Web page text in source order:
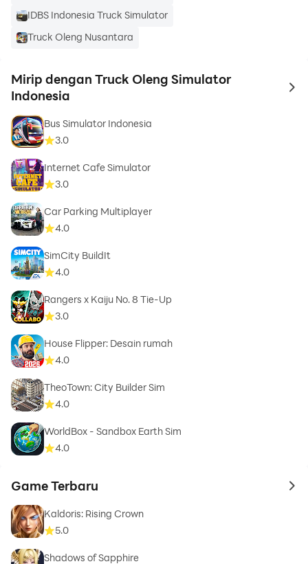
IDBS Indonesia Truck Simulator
Truck Oleng Nusantara
Mirip dengan Truck Oleng Simulator
Indonesia
to
Bus Simulator Indonesia
3.0
Internet Cafe Simulator
3.0
Car Parking Multiplayer
4.0
SimCity BuildIt
4.0
Rangers x Kaiju No. 8 Tie-Up
3.0
House Flipper: Desain rumah
4.0
TheoTown: City Builder Sim
4.0
WorldBox - Sandbox Earth Sim
4.0
Game Terbaru to
Kaldoris: Rising Crown
5.0
Shadows of Sapphire